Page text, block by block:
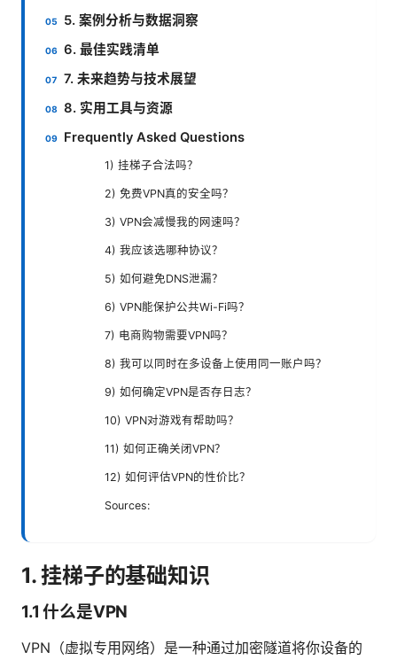
5. 案例分析与数据洞察
6. 最佳实践清单
7. 未来趋势与技术展望
8. 实用工具与资源
Frequently Asked Questions
1) 挂梯子合法吗？
2) 免费VPN真的安全吗？
3) VPN会减慢我的网速吗？
4) 我应该选哪种协议？
5) 如何避免DNS泄漏？
6) VPN能保护公共Wi-Fi吗？
7) 电商购物需要VPN吗？
8) 我可以同时在多设备上使用同一账户吗？
9) 如何确定VPN是否存日志？
10) VPN对游戏有帮助吗？
11) 如何正确关闭VPN？
12) 如何评估VPN的性价比？
Sources:
1. 挂梯子的基础知识
1.1 什么是VPN
VPN（虚拟专用网络）是一种通过加密隧道将你设备的